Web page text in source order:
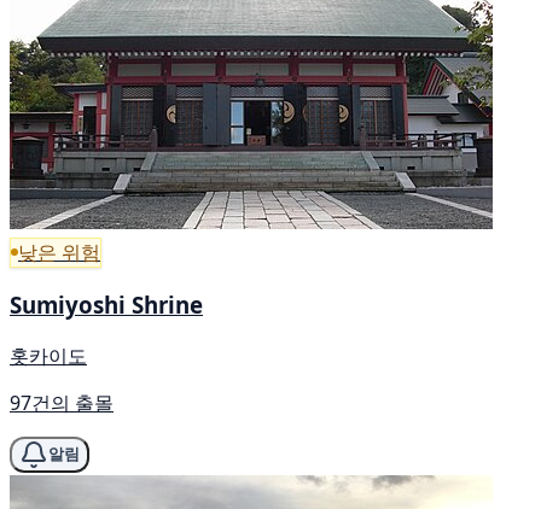
낮은 위험
Sumiyoshi Shrine
홋카이도
97건의 출몰
알림